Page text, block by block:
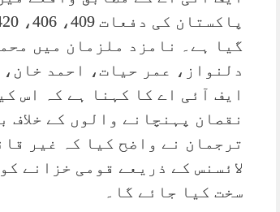
گیا ہے۔ نامزد ملزمان میں
دلنواز، عمر حیات، احمد
ایف آئی اے کا کہنا ہے کہ اس
نقصان پہنچانے والوں کے خلاف
ترجمان نے واضح کیا کہ غیر
لائسنس کے ذریعے قومی خزانے
سخت کیا جائے گا۔